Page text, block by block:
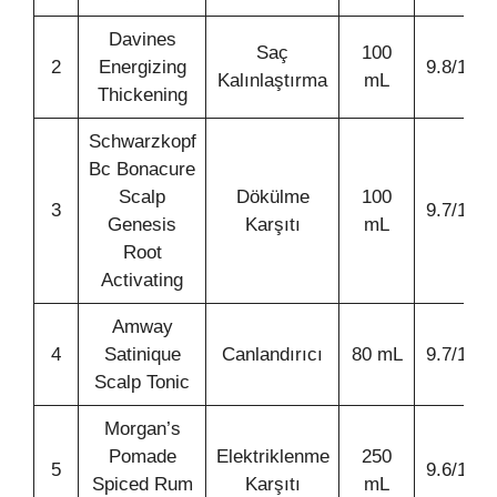
2
Davines
Energizing
Thickening
Saç
Kalınlaştırma
100
mL
9.8/10
3
Schwarzkopf
Bc Bonacure
Scalp
Genesis
Root
Activating
Dökülme
Karşıtı
100
mL
9.7/10
4
Amway
Satinique
Scalp Tonic
Canlandırıcı 80 mL 9.7/10
5
Morgan’s
Pomade
Spiced Rum
Elektriklenme
Karşıtı
250
mL
9.6/10